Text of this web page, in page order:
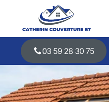
03 59 28 30 75